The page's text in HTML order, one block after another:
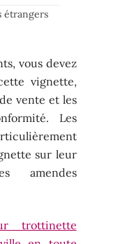
étrangers
vous devez
vignette,
vente et les
Les
sur leur
amendes
trottinette